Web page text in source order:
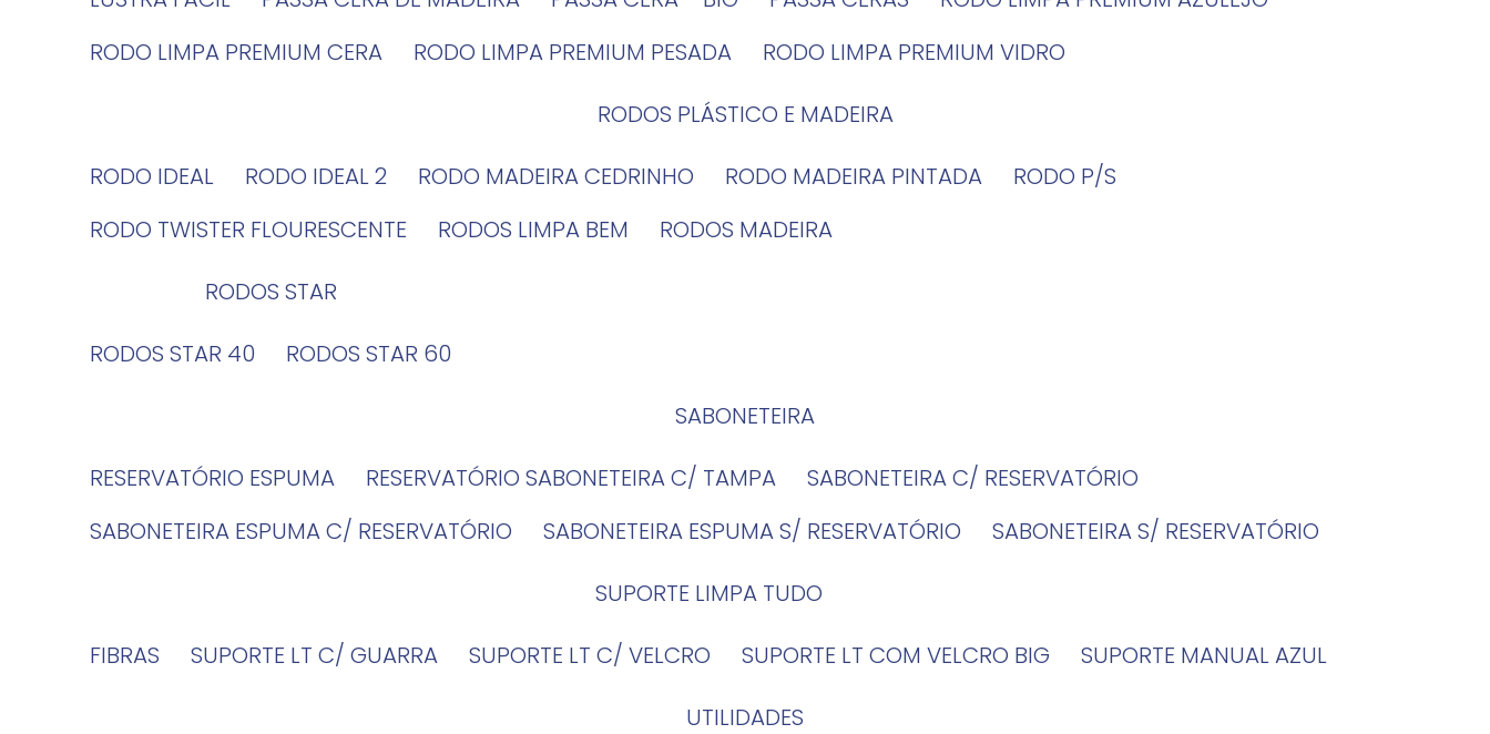
RODO LIMPA PREMIUM CERA
RODO LIMPA PREMIUM PESADA
RODO LIMPA PREMIUM VIDRO
RODOS PLÁSTICO E MADEIRA
RODO IDEAL
RODO IDEAL 2 RODO MADEIRA CEDRINHO RODO MADEIRA PINTADA
RODO P/S
RODO TWISTER FLOURESCENTE
RODOS LIMPA BEM
RODOS MADEIRA
RODOS STAR
RODOS STAR 40
RODOS STAR 60
SABONETEIRA
RESERVATÓRIO ESPUMA
RESERVATÓRIO SABONETEIRA C/ TAMPA
SABONETEIRA C/ RESERVATÓRIO
SABONETEIRA ESPUMA C/ RESERVATÓRIO
SABONETEIRA ESPUMA S/ RESERVATÓRIO
SABONETEIRA S/ RESERVATÓRIO
SUPORTE LIMPA TUDO
FIBRAS
SUPORTE LT C/ GUARRA SUPORTE LT C/ VELCRO SUPORTE LT COM VELCRO BIG
SUPORTE MANUAL AZUL
UTILIDADES